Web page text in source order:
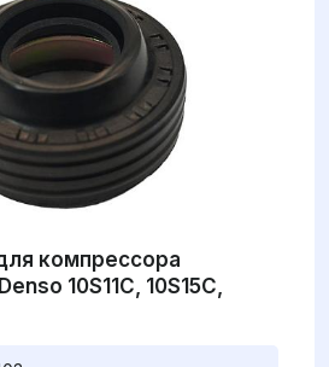
компрессора
10S11C, 10S15C,